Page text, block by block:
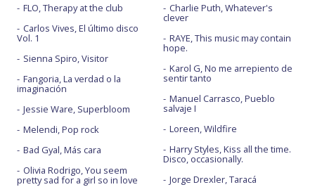
FLO, Therapy at the club
Carlos Vives, El último disco
Vol. 1
Sienna Spiro, Visitor
Fangoria, La verdad o la
imaginación
Jessie Ware, Superbloom
Melendi, Pop rock
Bad Gyal, Más cara
Olivia Rodrigo, You seem
pretty sad for a girl so in love
Charlie Puth, Whatever's
clever
RAYE, This music may contain
hope.
Karol G, No me arrepiento de
sentir tanto
Manuel Carrasco, Pueblo
salvaje I
Loreen, Wildfire
Harry Styles, Kiss all the time.
Disco, occasionally.
Jorge Drexler, Taracá